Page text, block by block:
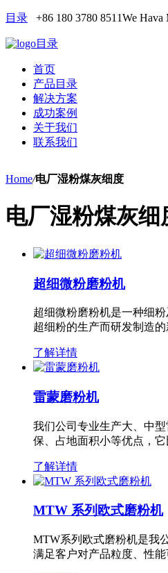
目录 +86 180 3780 8511We Hava
目录
首页
产品目录
解决方案
成功案例
关于我们
联系我们
Home/电厂湿粉煤灰细度
电厂湿粉煤灰细
超细微粉磨粉机
超细微粉磨粉机是一种细
超细粉的生产而研发制造
了解详情
雷蒙磨粉机
我们公司专业生产大、中
保、占地面积小等优点，
了解详情
MTW 系列欧式磨粉机
MTW系列欧式磨粉机是我
满足客户对产品粒度、性